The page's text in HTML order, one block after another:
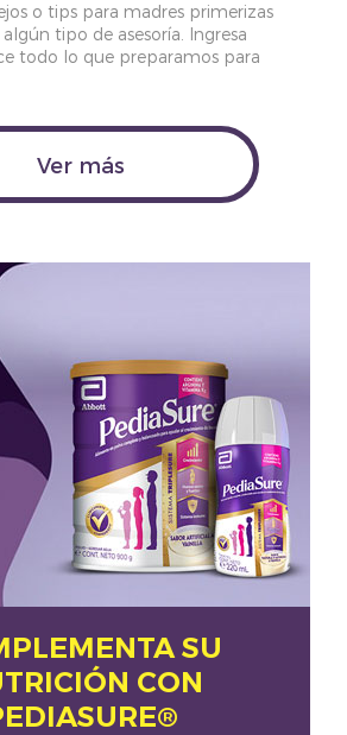
o tips para madres primerizas
tipo de asesoría. Ingresa
todo lo que preparamos para
Ver más
SU
CON